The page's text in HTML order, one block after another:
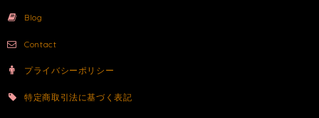
Blog
Contact
プライバシーポリシー
特定商取引法に基づく表記